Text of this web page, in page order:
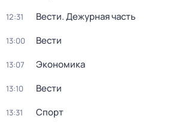
12:31 Вести. Дежурная часть
13:00 Вести
13:07 Экономика
13:10 Вести
13:31 Спорт